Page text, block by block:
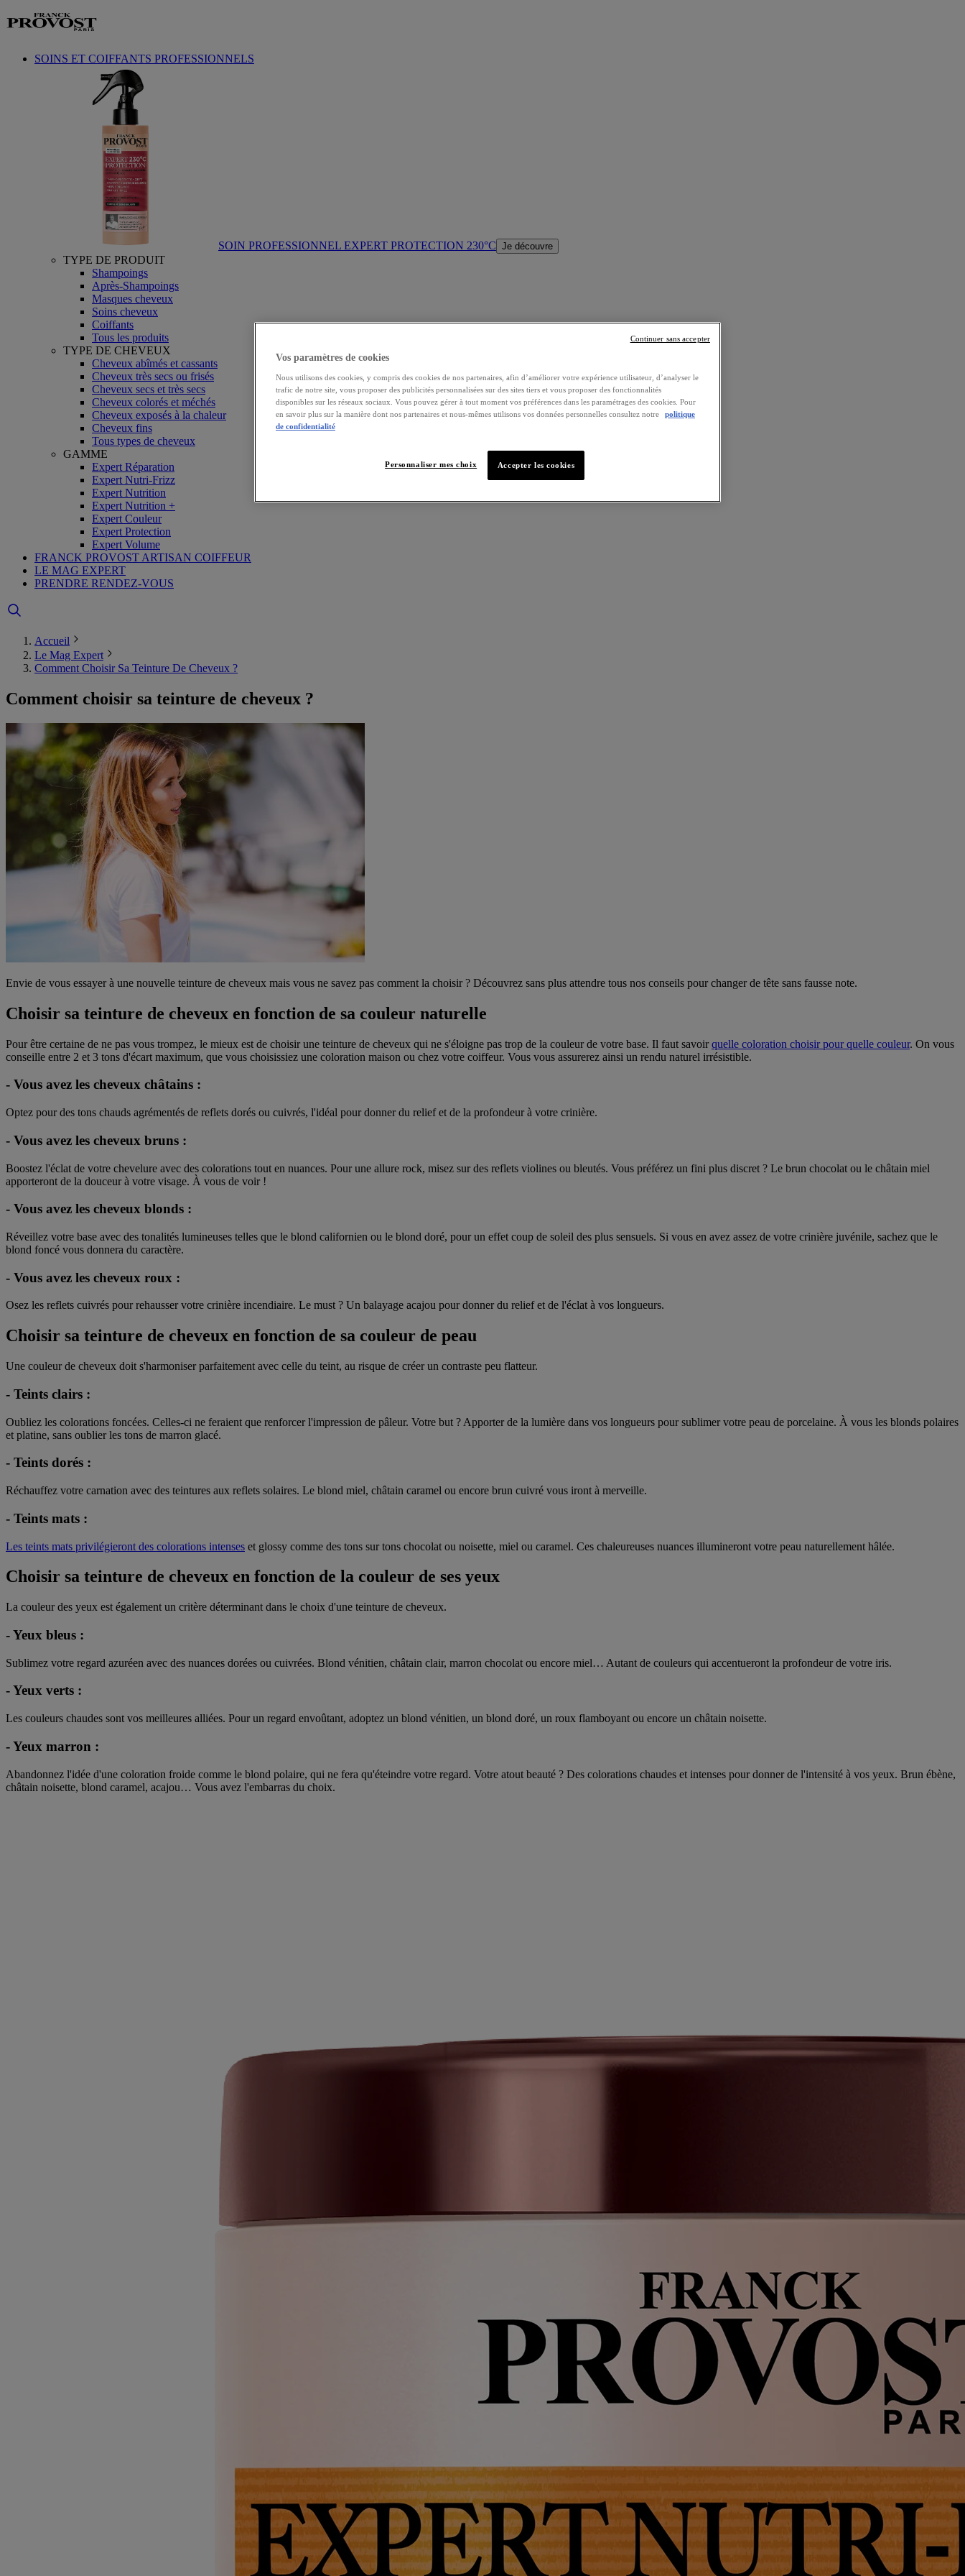
Aller au contenu
SOINS ET COIFFANTS PROFESSIONNELS
SOIN PROFESSIONNEL EXPERT PROTECTION 230°C Je découvre
TYPE DE PRODUIT
Shampoings
Après-Shampoings
Masques cheveux
Soins cheveux
Coiffants
Tous les produits
TYPE DE CHEVEUX
Cheveux abîmés et cassants
Cheveux très secs ou frisés
Cheveux secs et très secs
Cheveux colorés et méchés
Cheveux exposés à la chaleur
Cheveux fins
Tous types de cheveux
GAMME
Expert Réparation
Expert Nutri-Frizz
Expert Nutrition
Expert Nutrition +
Expert Couleur
Expert Protection
Expert Volume
FRANCK PROVOST ARTISAN COIFFEUR
LE MAG EXPERT
PRENDRE RENDEZ-VOUS
Accueil
Le Mag Expert
Comment Choisir Sa Teinture De Cheveux ?
Comment choisir sa teinture de cheveux ?
Envie de vous essayer à une nouvelle teinture de cheveux mais vous ne savez pas comment la choisir ? Découvrez sans plus attendre tous nos conseils pour changer de tête sans fausse note.
Choisir sa teinture de cheveux en fonction de sa couleur naturelle
Pour être certaine de ne pas vous trompez, le mieux est de choisir une teinture de cheveux qui ne s'éloigne pas trop de la couleur de votre base. Il faut savoirquelle coloration choisir pour quelle couleur. On vous
conseille entre 2 et 3 tons d'écart maximum, que vous choisissiez une coloration maison ou chez votre coiffeur. Vous vous assurerez ainsi un rendu naturel irrésistible.
- Vous avez les cheveux châtains :
Optez pour des tons chauds agrémentés de reflets dorés ou cuivrés, l'idéal pour donner du relief et de la profondeur à votre crinière.
- Vous avez les cheveux bruns :
Boostez l'éclat de votre chevelure avec des colorations tout en nuances. Pour une allure rock, misez sur des reflets violines ou bleutés. Vous préférez un fini plus discret ? Le brun chocolat ou le châtain miel
apporteront de la douceur à votre visage. À vous de voir !
- Vous avez les cheveux blonds :
Réveillez votre base avec des tonalités lumineuses telles que le blond californien ou le blond doré, pour un effet coup de soleil des plus sensuels. Si vous en avez assez de votre crinière juvénile, sachez que le
blond foncé vous donnera du caractère.
- Vous avez les cheveux roux :
Osez les reflets cuivrés pour rehausser votre crinière incendiaire. Le must ? Un balayage acajou pour donner du relief et de l'éclat à vos longueurs.
Choisir sa teinture de cheveux en fonction de sa couleur de peau
Une couleur de cheveux doit s'harmoniser parfaitement avec celle du teint, au risque de créer un contraste peu flatteur.
- Teints clairs :
Oubliez les colorations foncées. Celles-ci ne feraient que renforcer l'impression de pâleur. Votre but ? Apporter de la lumière dans vos longueurs pour sublimer votre peau de porcelaine. À vous les blonds polaires
et platine, sans oublier les tons de marron glacé.
- Teints dorés :
Réchauffez votre carnation avec des teintures aux reflets solaires. Le blond miel, châtain caramel ou encore brun cuivré vous iront à merveille.
- Teints mats :
Les teints mats privilégieront des colorations intenses et glossy comme des tons sur tons chocolat ou noisette, miel ou caramel. Ces chaleureuses nuances illumineront votre peau naturellement hâlée.
Choisir sa teinture de cheveux en fonction de la couleur de ses yeux
La couleur des yeux est également un critère déterminant dans le choix d'une teinture de cheveux.
- Yeux bleus :
Sublimez votre regard azuréen avec des nuances dorées ou cuivrées. Blond vénitien, châtain clair, marron chocolat ou encore miel… Autant de couleurs qui accentueront la profondeur de votre iris.
- Yeux verts :
Les couleurs chaudes sont vos meilleures alliées. Pour un regard envoûtant, adoptez un blond vénitien, un blond doré, un roux flamboyant ou encore un châtain noisette.
- Yeux marron :
Abandonnez l'idée d'une coloration froide comme le blond polaire, qui ne fera qu'éteindre votre regard. Votre atout beauté ? Des colorations chaudes et intenses pour donner de l'intensité à vos yeux. Brun ébène,
châtain noisette, blond caramel, acajou… Vous avez l'embarras du choix.
Vos paramètres de cookies
Nous utilisons des cookies, y compris des cookies de nos partenaires, afin d’améliorer votre expérience utilisateur, d’analyser le
trafic de notre site, vous proposer des publicités personnalisées sur des sites tiers et vous proposer des fonctionnalités
disponibles sur les réseaux sociaux. Vous pouvez gérer à tout moment vos préférences dans les paramétrages des cookies. Pour
en savoir plus sur la manière dont nos partenaires et nous-mêmes utilisons vos données personnelles consultez notre
politique
de confidentialité
Accepter les cookies
Personnaliser mes choix
Continuer sans accepter